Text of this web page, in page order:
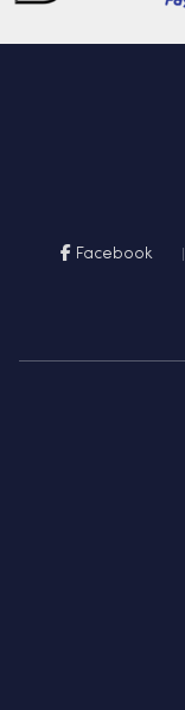
Facebook